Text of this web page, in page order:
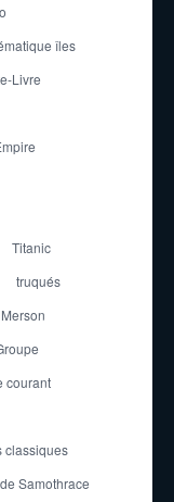
îles
Livre
Titanic
truqués
courant
classiques
Samothrace